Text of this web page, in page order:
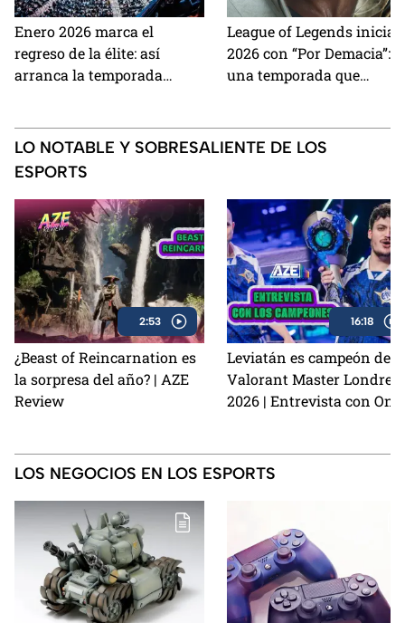
Enero 2026 marca el
regreso de la élite: así
arranca la temporada
League of Legends inicia
2026 con “Por Demacia”:
una temporada que
LO NOTABLE Y SOBRESALIENTE DE LOS
ESPORTS
2:53
¿Beast of Reincarnation es
la sorpresa del año? | AZE
Review
16:18
Leviatán es campeón del
Valorant Master Londres
2026 | Entrevista con
LOS NEGOCIOS EN LOS ESPORTS